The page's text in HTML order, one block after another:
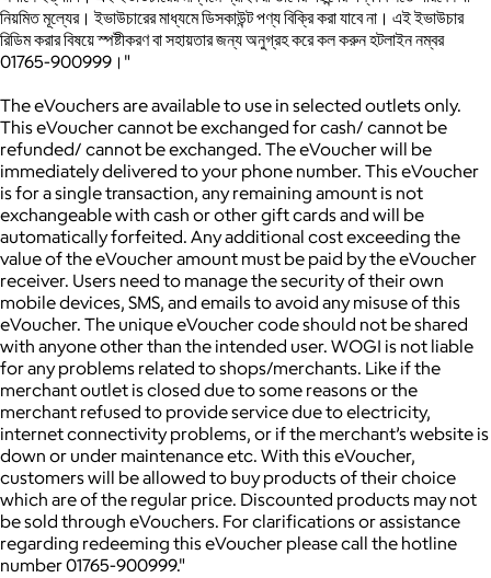
নিয়মিত মূল্যের। ইভাউচারের মাধ্যমে ডিসকাউন্ট পণ্য বিক্রি করা যাবে না। এই ইভাউচার
রিডিম করার বিষয়ে স্পষ্টীকরণ বা সহায়তার জন্য অনুগ্রহ করে কল করুন হটলাইন নম্বর
01765-900999।"
The eVouchers are available to use in selected outlets only.
This eVoucher cannot be exchanged for cash/ cannot be
refunded/ cannot be exchanged. The eVoucher will be
immediately delivered to your phone number. This eVoucher
is for a single transaction, any remaining amount is not
exchangeable with cash or other gift cards and will be
automatically forfeited. Any additional cost exceeding the
value of the eVoucher amount must be paid by the eVoucher
receiver. Users need to manage the security of their own
mobile devices, SMS, and emails to avoid any misuse of this
eVoucher. The unique eVoucher code should not be shared
with anyone other than the intended user. WOGI is not liable
for any problems related to shops/merchants. Like if the
merchant outlet is closed due to some reasons or the
merchant refused to provide service due to electricity,
internet connectivity problems, or if the merchant’s website is
down or under maintenance etc. With this eVoucher,
customers will be allowed to buy products of their choice
which are of the regular price. Discounted products may not
be sold through eVouchers. For clarifications or assistance
regarding redeeming this eVoucher please call the hotline
number 01765-900999."